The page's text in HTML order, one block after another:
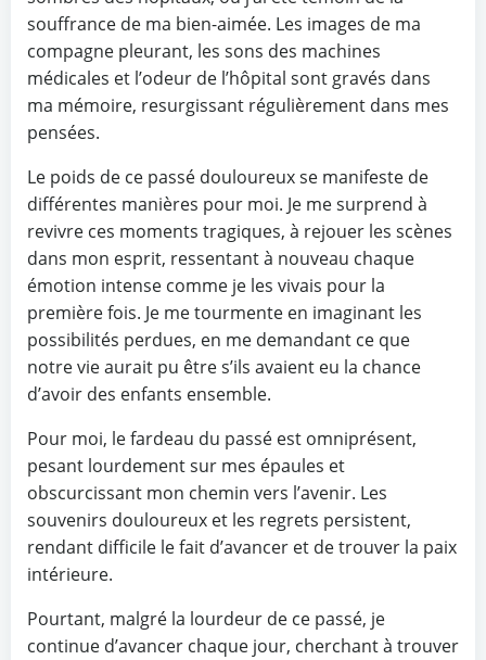
souffrance de ma bien-aimée. Les images de ma
compagne pleurant, les sons des machines
médicales et l’odeur de l’hôpital sont gravés dans
ma mémoire, resurgissant régulièrement dans mes
pensées.
Le poids de ce passé douloureux se manifeste de
différentes manières pour moi. Je me surprend à
revivre ces moments tragiques, à rejouer les scènes
dans mon esprit, ressentant à nouveau chaque
émotion intense comme je les vivais pour la
première fois. Je me tourmente en imaginant les
possibilités perdues, en me demandant ce que
notre vie aurait pu être s’ils avaient eu la chance
d’avoir des enfants ensemble.
Pour moi, le fardeau du passé est omniprésent,
pesant lourdement sur mes épaules et
obscurcissant mon chemin vers l’avenir. Les
souvenirs douloureux et les regrets persistent,
rendant difficile le fait d’avancer et de trouver la paix
intérieure.
Pourtant, malgré la lourdeur de ce passé, je
continue d’avancer chaque jour, cherchant à trouver